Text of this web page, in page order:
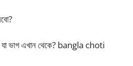
যা ভাগ এখান থেকে? bangla choti